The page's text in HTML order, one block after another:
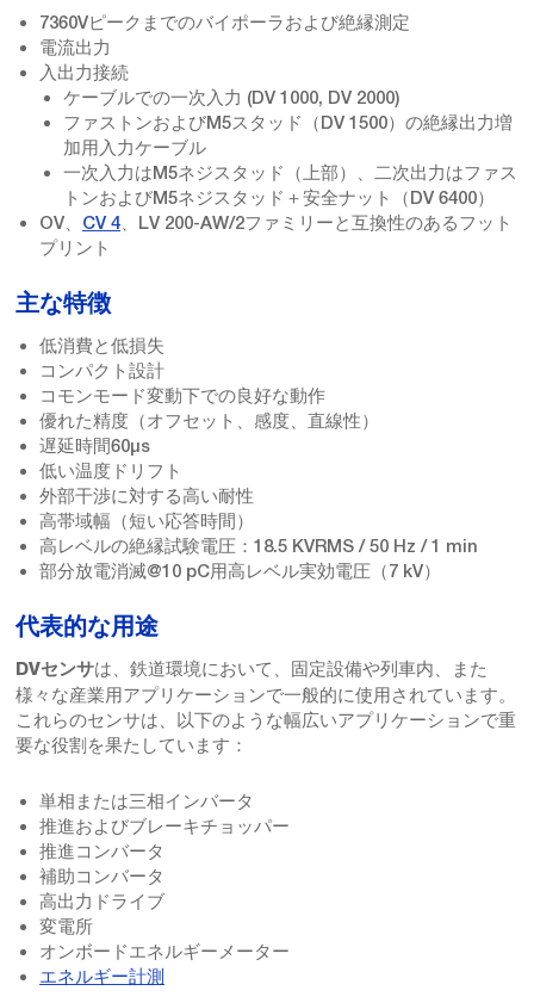
7360Vピークまでのバイポーラおよび絶縁測定
電流出力
入出力接続
ケーブルでの一次入力 (DV 1000, DV 2000)
ファストンおよびM5スタッド（DV 1500）の絶縁出力増
加用入力ケーブル
一次入力はM5ネジスタッド（上部）、二次出力はファス
トンおよびM5ネジスタッド＋安全ナット（DV 6400）
OV、 CV 4 、LV 200-AW/2ファミリーと互換性のあるフット
プリント
主な特徴
低消費と低損失
コンパクト設計
コモンモード変動下での良好な動作
優れた精度（オフセット、感度、直線性）
遅延時間60µs
低い温度ドリフト
外部干渉に対する高い耐性
高帯域幅（短い応答時間）
高レベルの絶縁試験電圧：18.5 KVRMS / 50 Hz / 1 min
部分放電消滅@10 pC用高レベル実効電圧（7 kV）
代表的な用途
DVセンサは、鉄道環境において、固定設備や列車内、また
様々な産業用アプリケーションで一般的に使用されています。
これらのセンサは、以下のような幅広いアプリケーションで重
要な役割を果たしています：
単相または三相インバータ
推進およびブレーキチョッパー
推進コンバータ
補助コンバータ
高出力ドライブ
変電所
オンボードエネルギーメーター
エネルギー計測